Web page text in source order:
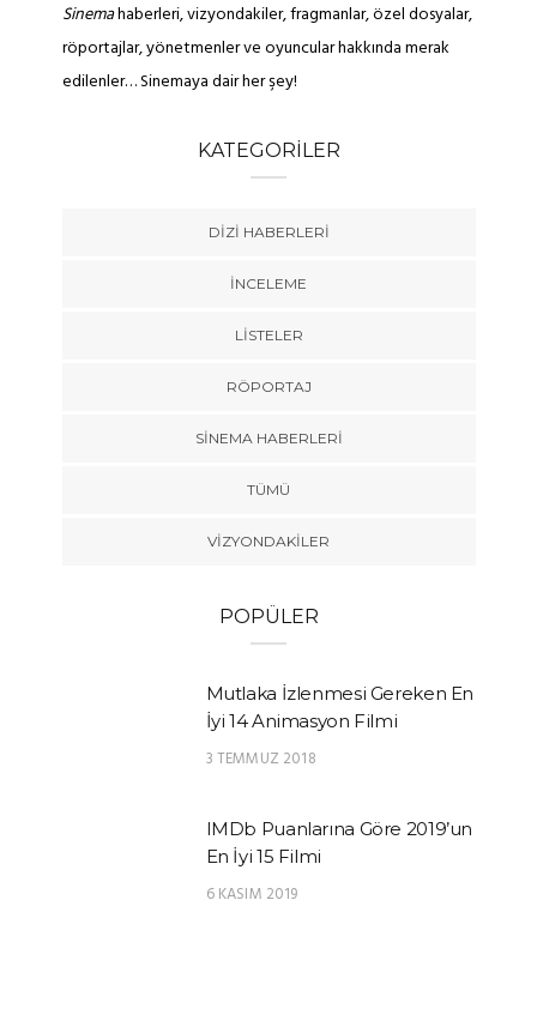
Sinemahaberleri, vizyondakiler, fragmanlar, özel dosyalar,
röportajlar, yönetmenler ve oyuncular hakkında merak
edilenler… Sinemaya dair her şey!
KATEGORILER
DIZI HABERLERI
İNCELEME
LISTELER
RÖPORTAJ
SINEMA HABERLERI
TÜMÜ
VIZYONDAKILER
POPÜLER
Mutlaka İzlenmesi Gereken En
İyi 14 Animasyon Filmi
3 TEMMUZ 2018
IMDb Puanlarına Göre 2019’un
En İyi 15 Filmi
6 KASIM 2019